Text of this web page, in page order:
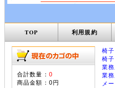
TOP 利用規約
合計数量： 0
商品金額： 0円
椅
椅
業
業
メ